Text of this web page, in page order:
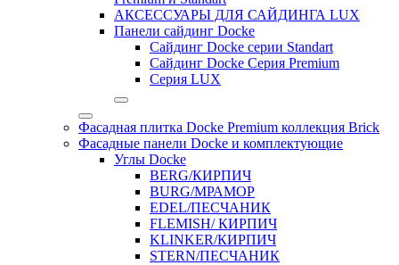
АКСЕССУАРЫ ДЛЯ САЙДИНГА LUX
Панели сайдинг Docke
Cайдинг Docke серии Standart
Сайдинг Docke Серия Premium
Серия LUX
Фасадная плитка Docke Premium коллекция Brick
Фасадные панели Docke и комплектующие
Углы Docke
BERG/КИРПИЧ
BURG/МРАМОР
EDEL/ПЕСЧАНИК
FLEMISH/ КИРПИЧ
KLINKER/КИРПИЧ
STERN/ПЕСЧАНИК